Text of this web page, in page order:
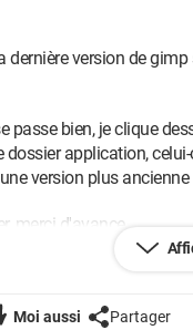
dernière version de
passe bien, je clique
dossier application,
version plus ancienne
merci d'avance
Moi aussi Partager